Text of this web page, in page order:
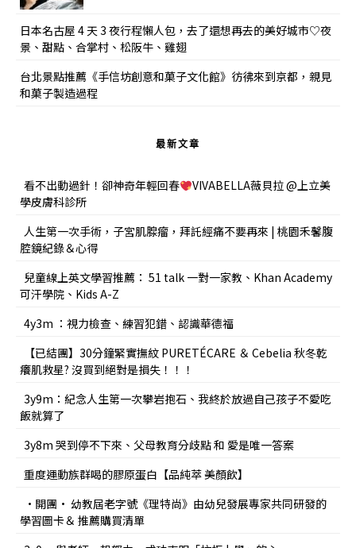
日本名古屋 4 天 3 夜行程懶人包，去了還想再去的美好城市♡夜
景、甜點、合掌村、松阪牛、雞翅
台北景點推薦《手信坊創意和菓子文化館》彷彿來到京都，親見
和菓子製造過程
最新文章
看不出動過針！卻神奇年輕回春
VIVABELLA薇貝拉 @上立美
學皮膚科診所
人生第一次手術，子宮肌腺瘤，拜託經痛不要再來 | 桃園禾馨腹
腔鏡紀錄＆心得
兒童線上英文學習推薦： 51 talk 一對一家教、Khan Academy
可汗學院、Kids A-Z
4y3m ：視力檢查、練習犯錯、認識華德福
【已結團】30分鐘緊實撫紋 PURETÉCARE ＆ Cebelia 秋冬乾
癢肌救星? 沒買到絕對是損失！！！
3y9m：紀念人生第一次攀岩抱石、我終於放過自己孩子不愛吃
飯就算了
3y8m 哭到停不下來、父母教育分歧點 和 愛是唯一答案
重度運動族群喝的膠原蛋白【品純萃 美顏飲】
•開團• 幼教屆老字號《理特尚》由幼兒發展專家共同研發的
學習圖卡＆ 推薦購買清單